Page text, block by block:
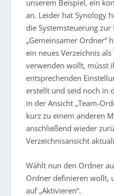
unserem Beispiel, ein
an. Leider hat Synology
die Systemsteuerung zur
„Gemeinsamer Ordner“
ein neues Verzeichnis
verwenden wollt, müsst
entsprechenden
erstellt und seid noch in
in der Ansicht „Team-
kurz zu einem anderen
anschließend wieder
Verzeichnisansicht
Wählt nun den Ordner
Ordner definieren wollt,
auf „Aktivieren“.